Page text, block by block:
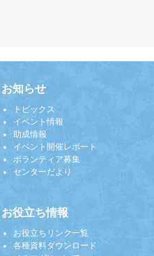
お知らせ
トピックス
イベント情報
助成情報
イベント開催レポート
ボランティア募集
センターだより
お役立ち情報
お役立ちリンク一覧
各種資料ダウンロード